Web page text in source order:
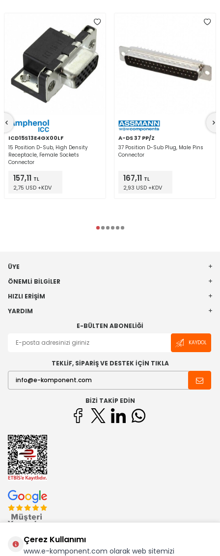
ICD15S13E4GX00LF
15 Position D-Sub, High Density
Receptacle, Female Sockets
Connector
157,11 TL
2,75 USD +KDV
A-DS 37 PP/Z
37 Position D-Sub Plug, Male Pins
Connector
167,11 TL
2,93 USD +KDV
ÜYE
ÖNEMLI BILGILER
HIZLI ERIŞIM
YARDIM
E-BÜLTEN ABONELIĞI
KAYDOL
TEKLİF, SİPARİŞ VE DESTEK İÇİN TIKLA
BIZI TAKIP EDIN
Çerez Kullanımı
www.e-komponent.com olarak web sitemizi